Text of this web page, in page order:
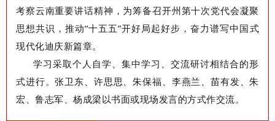
考察云南重要讲话精神，为筹备召开州第十次党代会凝聚
思想共识，推动“十五五”开好局起好步，奋力谱写中国式
现代化迪庆新篇章。
学习采取个人自学、集中学习、交流研讨相结合的形
式进行。张卫东、许思思、朱保福、李燕兰、苗有发、朱
宏、鲁志军、杨成梁以书面或现场发言的方式作交流。